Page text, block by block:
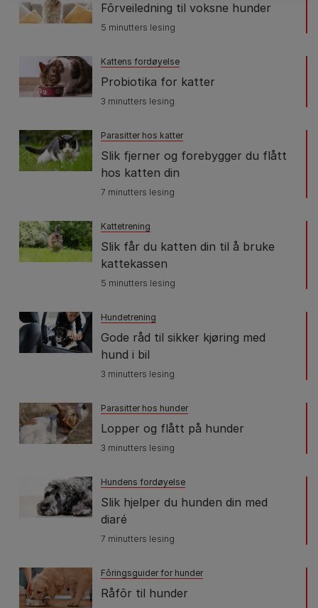
Fôrveiledning til voksne hunder
5 minutters lesing
Kattens fordøyelse
Probiotika for katter
3 minutters lesing
Parasitter hos katter
Slik fjerner og forebygger du flått
hos katten din
7 minutters lesing
Kattetrening
Slik får du katten din til å bruke
kattekassen
5 minutters lesing
Hundetrening
Gode råd til sikker kjøring med
hund i bil
3 minutters lesing
Parasitter hos hunder
Lopper og flått på hunder
3 minutters lesing
Hundens fordøyelse
Slik hjelper du hunden din med
diaré
7 minutters lesing
Fôringsguider for hunder
Råfôr til hunder